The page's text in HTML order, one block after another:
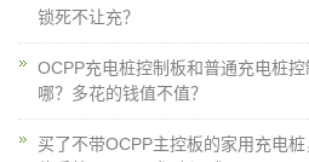
锁死不让充？
OCPP充电桩控制板和普通充电桩
哪？多花的钱值不值？
买了不带OCPP主控板的家用充电